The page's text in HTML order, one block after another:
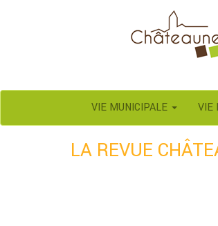
VIE MUNICIPALE VIE
LA REVUE